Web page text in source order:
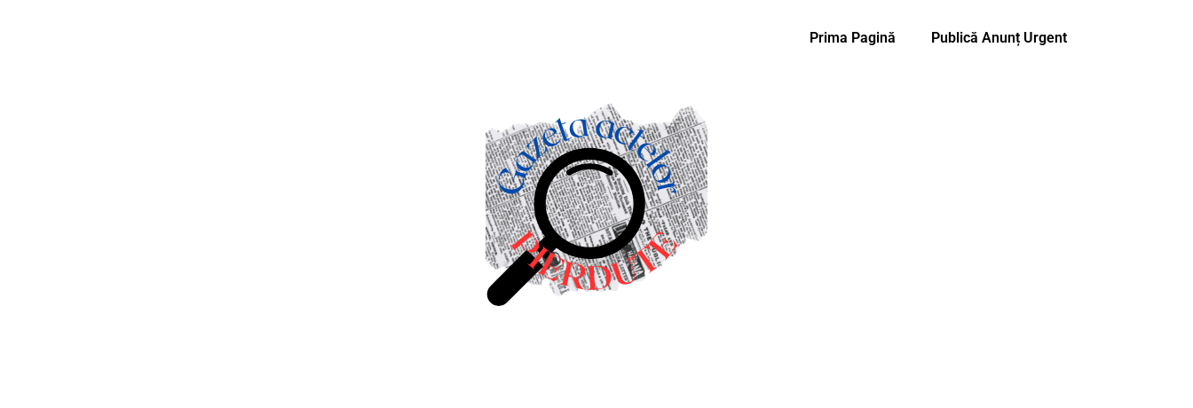
Prima Pagină Publică Anunț Urgent